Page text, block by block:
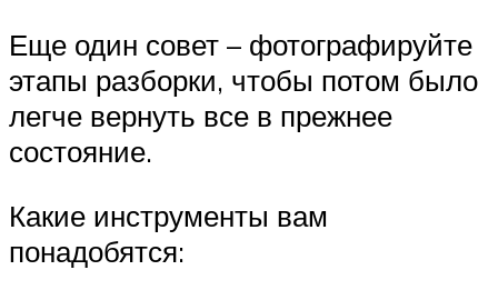
Еще один совет – фотографируйте
этапы разборки, чтобы потом было
легче вернуть все в прежнее
состояние.
Какие инструменты вам
понадобятся: